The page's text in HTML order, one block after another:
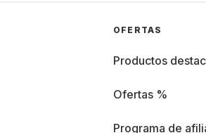
OFERTAS
Productos
Ofertas %
Programa de